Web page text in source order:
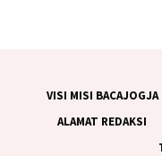
VISI MISI BACAJOGJA
ALAMAT REDAKSI